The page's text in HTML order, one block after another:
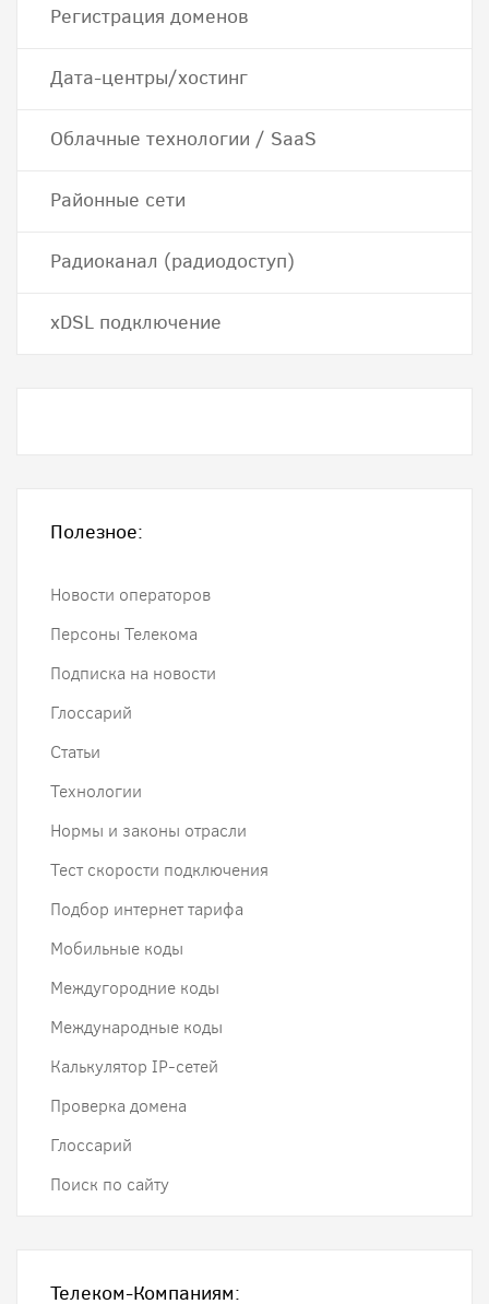
Регистрация доменов
Дата-центры/хостинг
Облачные технологии / SaaS
Районные сети
Радиоканал (радиодоступ)
хDSL подключение
Полезное:
Новости операторов
Персоны Телекома
Подписка на новости
Глоссарий
Статьи
Технологии
Нормы и законы отрасли
Тест скорости подключения
Подбор интернет тарифа
Мобильные коды
Междугородние коды
Международные коды
Калькулятор IP-сетей
Проверка домена
Глоссарий
Поиск по сайту
Телеком-Компаниям: